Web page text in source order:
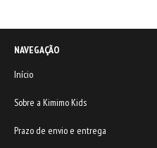
NAVEGAÇÃO
Início
Sobre a Kimimo Kids
Prazo de envio e entrega